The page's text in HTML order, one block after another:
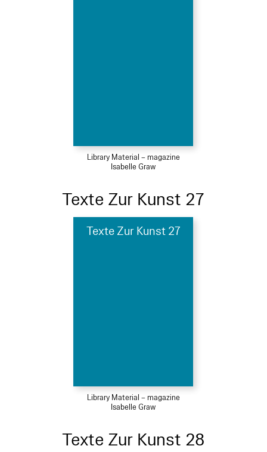
Library Material – magazine
Isabelle Graw
Texte Zur Kunst 27
Texte Zur Kunst 27
Library Material – magazine
Isabelle Graw
Texte Zur Kunst 28